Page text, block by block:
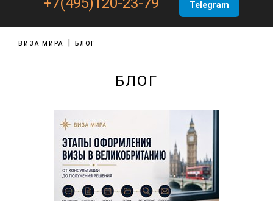
Telegram
ВИЗА МИРА БЛОГ
БЛОГ